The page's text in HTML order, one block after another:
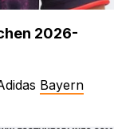
2026-
Bayern